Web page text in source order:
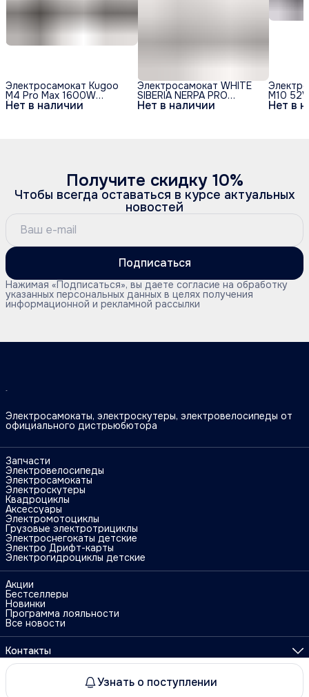
Узнать о поступлении
Нет в наличии
Электросамокат Kugoo
M4 Pro Max 1600W
(полный привод) Нет в наличии
Электросамокат WHITE
SIBERIA NERPA PRO
3600W Ferrari Red Нет в
M10
Получите скидку 10%
Чтобы всегда оставаться в курсе актуальных
новостей
Подписаться
Нажимая «Подписаться», вы даете согласие на обработку
указанных персональных данных в целях получения
информационной и рекламной рассылки
Электросамокаты, электроскутеры, электровелосипеды от
официального дистрьюбютора
Запчасти
Электровелосипеды
Электросамокаты
Электроскутеры
Квадроциклы
Аксессуары
Электромотоциклы
Грузовые электротрициклы
Электроснегокаты детские
Электро Дрифт-карты
Электрогидроциклы детские
Акции
Бестселлеры
Новинки
Программа лояльности
Все новости
Контакты
Адрес
г. Москва, ул. Поликарпова, 27
ОплатаДоставкаПравила возврата